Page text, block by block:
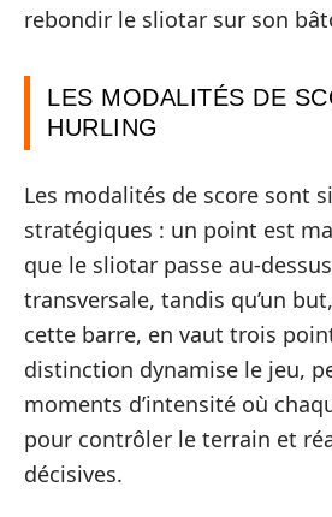
rebondir le sliotar sur son
LES MODALITÉS DE
HURLING
Les modalités de score sont
stratégiques : un point est
que le sliotar passe au-
transversale, tandis qu’un
cette barre, en vaut trois
distinction dynamise le jeu,
moments d’intensité où
pour contrôler le terrain et
décisives.